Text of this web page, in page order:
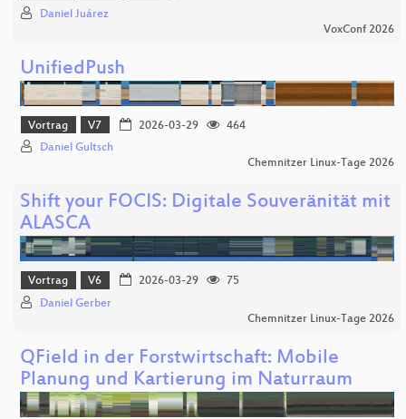
Daniel Juárez
VoxConf 2026
UnifiedPush
Vortrag V7 2026-03-29
464
Daniel Gultsch
Chemnitzer Linux-Tage 2026
Shift your FOCIS: Digitale Souveränität mit
ALASCA
Vortrag V6 2026-03-29
75
Daniel Gerber
Chemnitzer Linux-Tage 2026
QField in der Forstwirtschaft: Mobile
Planung und Kartierung im Naturraum